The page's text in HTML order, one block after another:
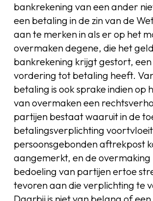
bankrekening van een ander
een betaling in de zin van de
aan te merken in als er op het
overmaken degene, die het
bankrekening krijgt gestort,
vordering tot betaling heeft.
betaling is ook sprake indien op
van overmaken een
partijen bestaat waaruit in de
betalingsverplichting
persoonsgebonden aftrekpost
aangemerkt, en de
bedoeling van partijen ertoe
tevoren aan die verplichting te